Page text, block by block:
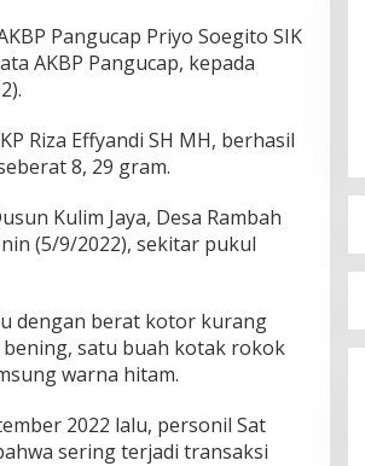
Pangucap Priyo Soegito SIK
AKBP Pangucap, kepada
Riza Effyandi SH MH, berhasil
8, 29 gram.
Kulim Jaya, Desa Rambah
(5/9/2022), sekitar pukul
dengan berat kotor kurang
satu buah kotak rokok
warna hitam.
2022 lalu, personil Sat
sering terjadi transaksi